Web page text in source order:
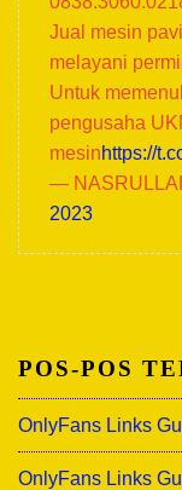
Jual mesin
melayani
Untuk
pengusaha
mesinhttps://
—
2023
POS-POS
OnlyFans Links
OnlyFans Links